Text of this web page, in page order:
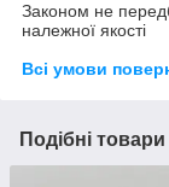
Законом не
належної якості
Всі умови
Подібні товари